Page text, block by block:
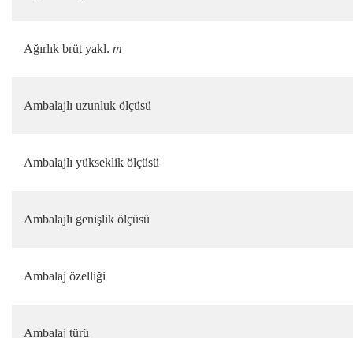
Ağırlık brüt yakl. m
Ambalajlı uzunluk ölçüsü
Ambalajlı yükseklik ölçüsü
Ambalajlı genişlik ölçüsü
Ambalaj özelliği
Ambalaj türü